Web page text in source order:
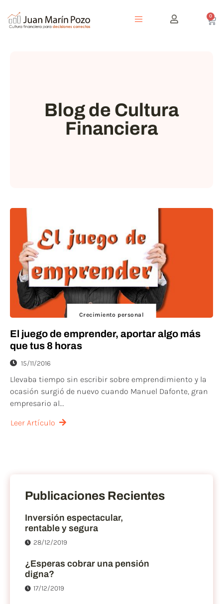
0
Blog de Cultura
Financiera
Crecimiento personal
El juego de emprender, aportar algo más
que tus 8 horas
15/11/2016
Llevaba tiempo sin escribir sobre emprendimiento y la
ocasión surgió de nuevo cuando Manuel Dafonte, gran
empresario al...
Leer Artículo
Publicaciones Recientes
Inversión espectacular,
rentable y segura
28/12/2019
¿Esperas cobrar una pensión
digna?
17/12/2019